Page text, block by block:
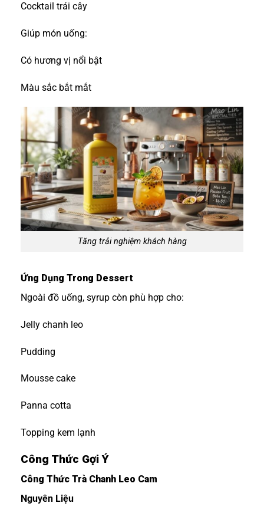
Cocktail trái cây
Giúp món uống:
Có hương vị nổi bật
Màu sắc bắt mắt
Tăng trải nghiệm khách hàng
Ứng Dụng Trong Dessert
Ngoài đồ uống, syrup còn phù hợp cho:
Jelly chanh leo
Pudding
Mousse cake
Panna cotta
Topping kem lạnh
Công Thức Gợi Ý
Công Thức Trà Chanh Leo Cam
Nguyên Liệu